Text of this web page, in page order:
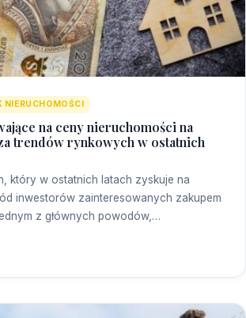
NIERUCHOMOŚCI
na ceny nieruchomości na
trendów rynkowych w ostatnich
który w ostatnich latach zyskuje na
inwestorów zainteresowanych zakupem
z głównych powodów,…